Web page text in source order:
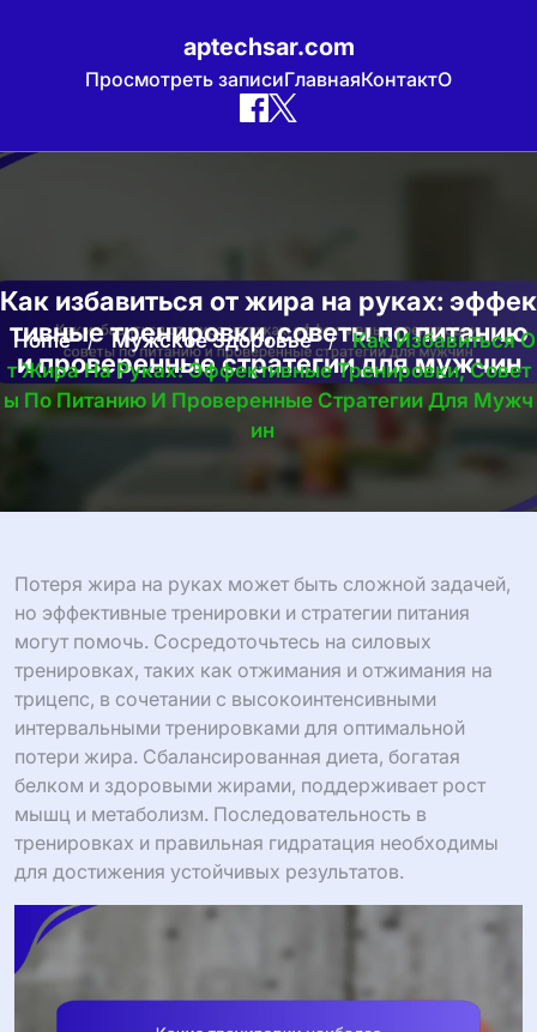
aptechsar.com
Просмотреть записиГлавнаяКонтактО
Skip
Как избавиться от жира на руках: эффек
тивные тренировки, советы по питанию
и проверенные стратегии для мужчин
Home / Мужское Здоровье / Как Избавиться О
Т Жира На Руках: Эффективные Тренировки, Совет
Ы По Питанию И Проверенные Стратегии Для Мужч
Ин
Потеря жира на руках может быть сложной задачей,
но эффективные тренировки и стратегии питания
могут помочь. Сосредоточьтесь на силовых
тренировках, таких как отжимания и отжимания на
трицепс, в сочетании с высокоинтенсивными
интервальными тренировками для оптимальной
потери жира. Сбалансированная диета, богатая
белком и здоровыми жирами, поддерживает рост
мышц и метаболизм. Последовательность в
тренировках и правильная гидратация необходимы
для достижения устойчивых результатов.